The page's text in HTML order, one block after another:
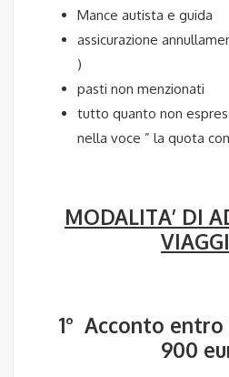
Mance autista e guida
assicurazione
)
pasti non menzionati
tutto quanto non
nella voce ” la quota
MODALITA’ DI
1° Acconto
900